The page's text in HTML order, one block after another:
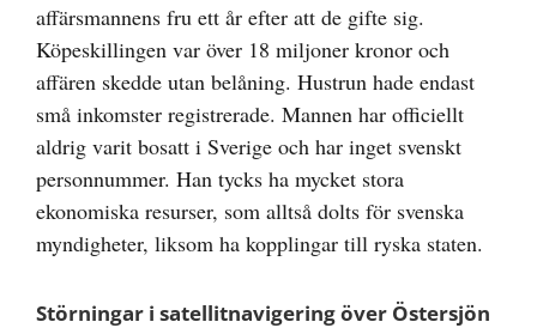
affärsmannens fru ett år efter att de gifte sig.
Köpeskillingen var över 18 miljoner kronor och
affären skedde utan belåning. Hustrun hade endast
små inkomster registrerade. Mannen har officiellt
aldrig varit bosatt i Sverige och har inget svenskt
personnummer. Han tycks ha mycket stora
ekonomiska resurser, som alltså dolts för svenska
myndigheter, liksom ha kopplingar till ryska staten.
Störningar i satellitnavigering över Östersjön